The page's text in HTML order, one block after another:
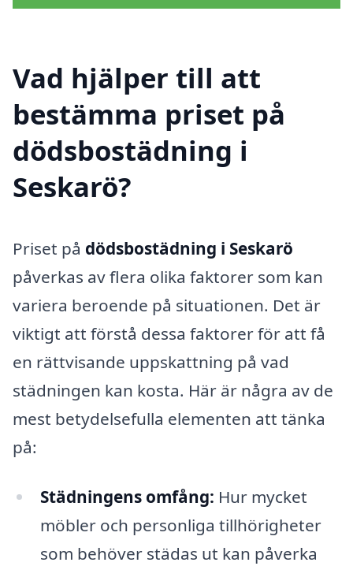
Vad hjälper till att
bestämma priset på
dödsbostädning i
Seskarö?
Priset på dödsbostädning i Seskarö
påverkas av flera olika faktorer som kan
variera beroende på situationen. Det är
viktigt att förstå dessa faktorer för att få
en rättvisande uppskattning på vad
städningen kan kosta. Här är några av de
mest betydelsefulla elementen att tänka
på:
Städningens omfång: Hur mycket
möbler och personliga tillhörigheter
som behöver städas ut kan påverka